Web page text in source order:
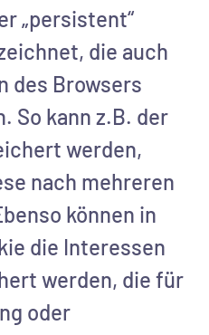
„persistent“
die auch
des Browsers
So kann z.B. der
werden,
nach mehreren
können in
die Interessen
werden, die für
oder